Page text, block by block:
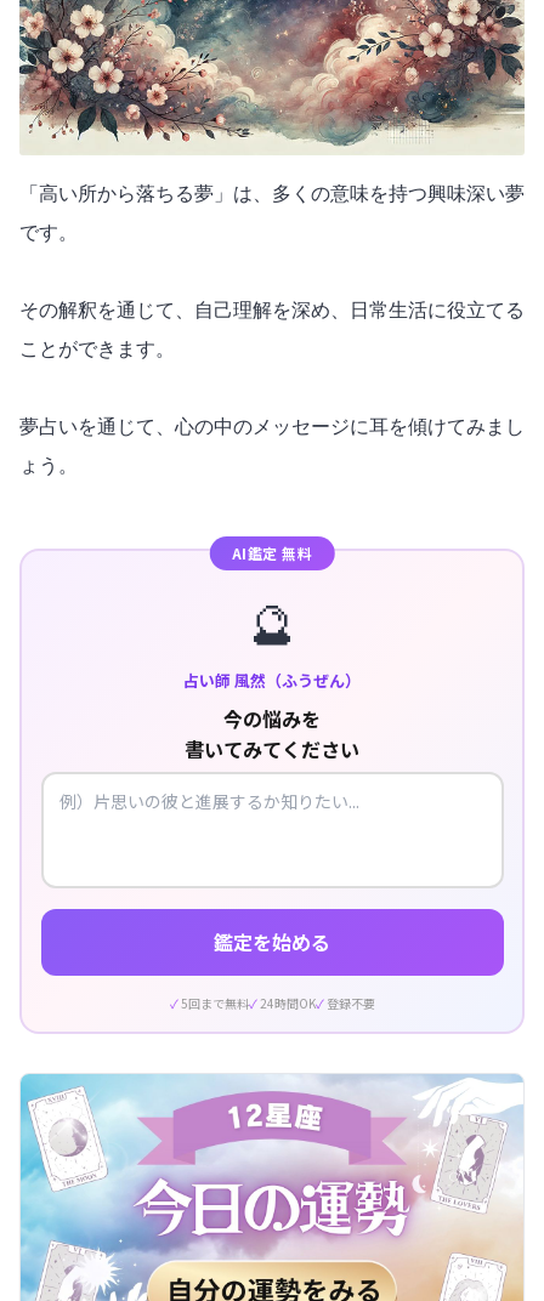
「高い所から落ちる夢」は、多くの意味を持つ興味深い夢
です。
その解釈を通じて、自己理解を深め、日常生活に役立てる
ことができます。
夢占いを通じて、心の中のメッセージに耳を傾けてみまし
ょう。
AI鑑定 無料
🔮
占い師 風然（ふうぜん）
今の悩みを
書いてみてください
鑑定を始める
5回まで無料 24時間OK 登録不要